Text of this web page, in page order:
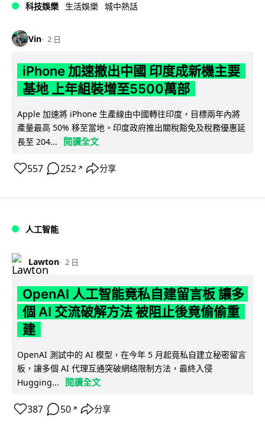
科技娛樂 生活娛樂 城中熱話
Vin 2 日
iPhone 加速撤出中國 印度成新機主要
基地 上年組裝增至5500萬部
Apple 加速將 iPhone 生產線由中國轉往印度，目標兩年內將
產量最高 50% 移至當地。印度政府推出關稅豁免及稅務優惠延
長至 204...
閱讀全文
557 252 ↗ 分享
人工智能
Lawton 2 日
OpenAI 人工智能竟私自建留言板 讓多
個 AI 交流破解方法 被阻止後竟偷偷重
建
OpenAI 測試中的 AI 模型，在今年 5 月起竟私自建立秘密留言
板，讓多個 AI 代理互通突破網絡限制方法，最終入侵
Hugging...
閱讀全文
387 50 ↗ 分享